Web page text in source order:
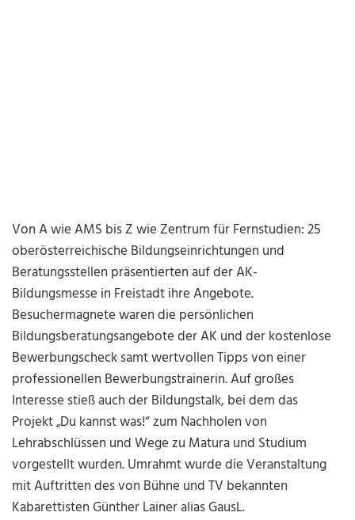
Von A wie AMS bis Z wie Zentrum für Fernstudien: 25
oberösterreichische Bildungseinrichtungen und
Beratungsstellen präsentierten auf der AK-
Bildungsmesse in Freistadt ihre Angebote.
Besuchermagnete waren die persönlichen
Bildungsberatungsangebote der AK und der kostenlose
Bewerbungscheck samt wertvollen Tipps von einer
professionellen Bewerbungstrainerin. Auf großes
Interesse stieß auch der Bildungstalk, bei dem das
Projekt „Du kannst was!“ zum Nachholen von
Lehrabschlüssen und Wege zu Matura und Studium
vorgestellt wurden. Umrahmt wurde die Veranstaltung
mit Auftritten des von Bühne und TV bekannten
Kabarettisten Günther Lainer alias GausL.